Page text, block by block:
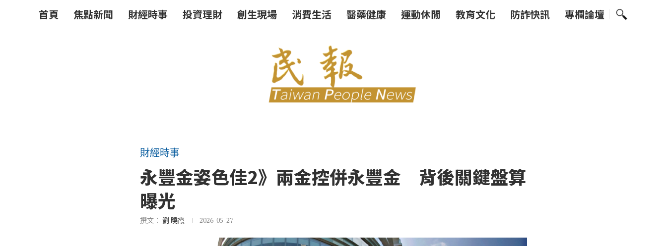
首頁 焦點新聞 財經時事 投資理財 創生現場 消費生活 醫藥健康 運動休閒 教育文化 防詐快訊 專欄論壇
財經時事
永豐金姿色佳2》兩金控併永豐金 背後關鍵盤算
曝光
撰文： 劉 曉霞 2026-05-27